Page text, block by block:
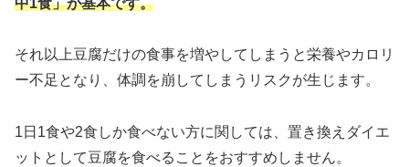
それ以上豆腐だけの食事を増やしてしまうと栄養やカロリ
ー不足となり、体調を崩してしまうリスクが生じます。
1日1食や2食しか食べない方に関しては、置き換えダイエ
ットとして豆腐を食べることをおすすめしません。